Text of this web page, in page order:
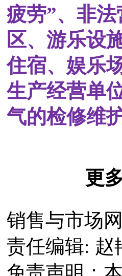
疲劳”、非
区、游乐设
住宿、娱乐
生产经营单
气的检修维
更
销售与市场
责任编辑: